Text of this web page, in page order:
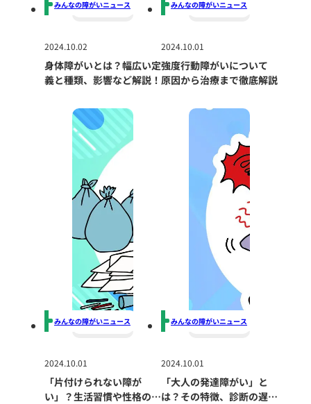
2024.10.02
身体障がいとは？幅広い定
義と種類、影響など解説！
みんなの障がいニュース
2024.10.01
強度行動障がいについて
原因から治療まで徹底解説
みんなの障がいニュース
2024.10.01
「片付けられない障が
い」？生活習慣や性格の問
みんなの障がいニュース
2024.10.01
「大人の発達障がい」と
は？その特徴、診断の遅
みんなの障がいニュース